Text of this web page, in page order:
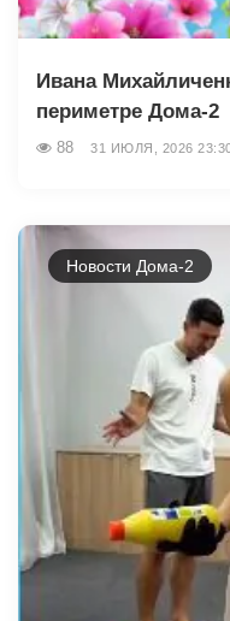
Ивана
периметре Дома-2
88 31 ИЮЛЯ, 2026
Новости Дома-2